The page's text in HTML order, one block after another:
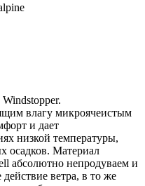
влагу микроячеистым
и дает
низкой температуры,
осадков. Материал
абсолютно непродуваем и
ветра, в то же